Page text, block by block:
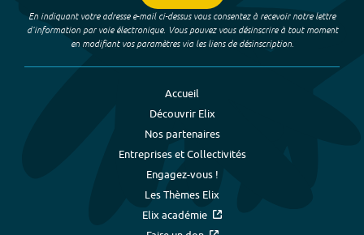
En indiquant votre adresse e-mail ci-dessus vous consentez à recevoir notre lettre
d’information par voie électronique. Vous pouvez vous désinscrire à tout moment
en modifiant vos paramètres via les liens de désinscription.
Accueil
Découvrir Elix
Nos partenaires
Entreprises et Collectivités
Engagez-vous !
Les Thèmes Elix
Elix académie